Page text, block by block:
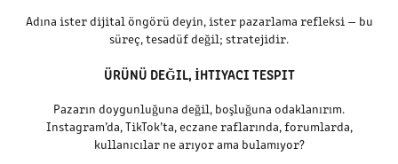
Adına ister dijital öngörü deyin, ister pazarlama refleksi — bu
süreç, tesadüf değil; stratejidir.
ÜRÜNÜ DEĞIL, İHTIYACI TESPIT
Pazarın doygunluğuna değil, boşluğuna odaklanırım.
Instagram’da, TikTok’ta, eczane raflarında, forumlarda,
kullanıcılar ne arıyor ama bulamıyor?